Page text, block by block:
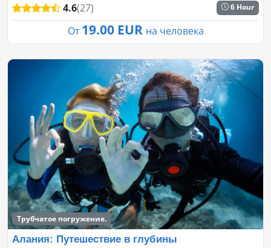
4.6(27) 6 Hour
От 19.00 EUR на человека
Трубчатое погружение.
Алания: Путешествие в глубины